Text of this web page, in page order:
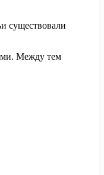
существовали
Между тем